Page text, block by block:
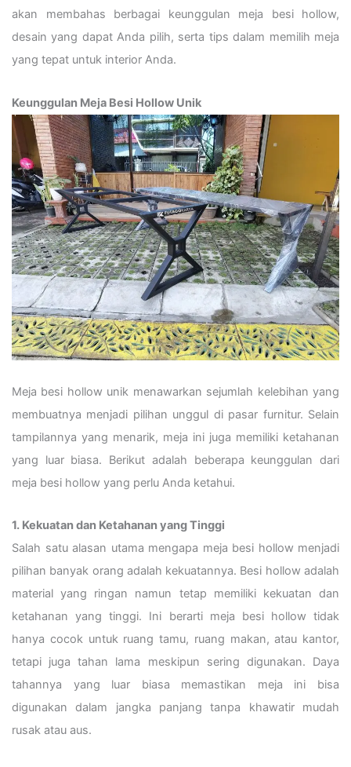
akan membahas berbagai keunggulan meja besi hollow,
desain yang dapat Anda pilih, serta tips dalam memilih meja
yang tepat untuk interior Anda.
Keunggulan Meja Besi Hollow Unik
Meja besi hollow unik menawarkan sejumlah kelebihan yang
membuatnya menjadi pilihan unggul di pasar furnitur. Selain
tampilannya yang menarik, meja ini juga memiliki ketahanan
yang luar biasa. Berikut adalah beberapa keunggulan dari
meja besi hollow yang perlu Anda ketahui.
1. Kekuatan dan Ketahanan yang Tinggi
Salah satu alasan utama mengapa meja besi hollow menjadi
pilihan banyak orang adalah kekuatannya. Besi hollow adalah
material yang ringan namun tetap memiliki kekuatan dan
ketahanan yang tinggi. Ini berarti meja besi hollow tidak
hanya cocok untuk ruang tamu, ruang makan, atau kantor,
tetapi juga tahan lama meskipun sering digunakan. Daya
tahannya yang luar biasa memastikan meja ini bisa
digunakan dalam jangka panjang tanpa khawatir mudah
rusak atau aus.